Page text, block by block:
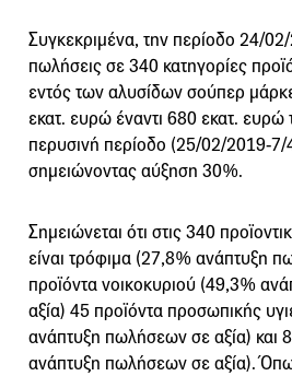
Συγκεκριμένα, την περίοδο 24/
πωλήσεις σε 340 κατηγορίες
εντός των αλυσίδων σούπερ
εκατ. ευρώ έναντι 680 εκατ. ευρώ
περυσινή περίοδο (25/02/2019-
σημειώνοντας αύξηση 30%.
Σημειώνεται ότι στις 340
είναι τρόφιμα (27,8% ανάπτυξη
προϊόντα νοικοκυριού (49,3%
αξία) 45 προϊόντα προσωπικής
ανάπτυξη πωλήσεων σε αξία) και
ανάπτυξη πωλήσεων σε αξία).